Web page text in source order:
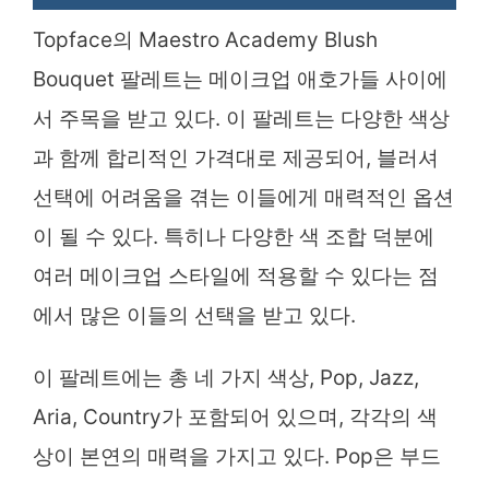
Topface의 Maestro Academy Blush
Bouquet 팔레트는 메이크업 애호가들 사이에
서 주목을 받고 있다. 이 팔레트는 다양한 색상
과 함께 합리적인 가격대로 제공되어, 블러셔
선택에 어려움을 겪는 이들에게 매력적인 옵션
이 될 수 있다. 특히나 다양한 색 조합 덕분에
여러 메이크업 스타일에 적용할 수 있다는 점
에서 많은 이들의 선택을 받고 있다.
이 팔레트에는 총 네 가지 색상, Pop, Jazz,
Aria, Country가 포함되어 있으며, 각각의 색
상이 본연의 매력을 가지고 있다. Pop은 부드